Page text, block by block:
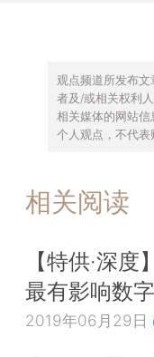
观点频道所发布
者及/或相关权利
相关媒体的网站
个人观点，不代表
相关阅读
【特供·深
最有影响数
2019年06月29日